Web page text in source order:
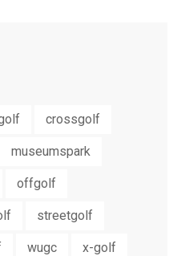
crossgolf
museumspark
offgolf
streetgolf
wugc x-golf